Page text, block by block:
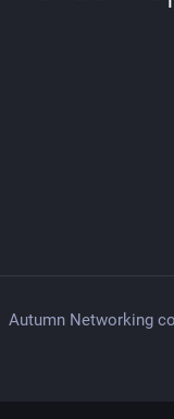
Autumn Networking